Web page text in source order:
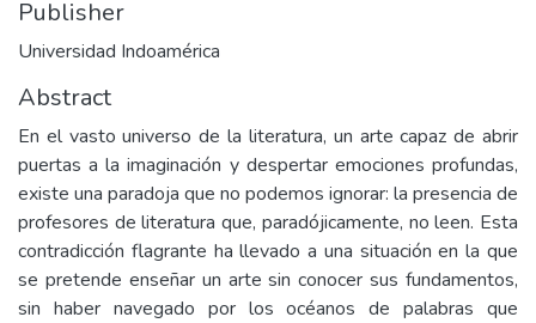
Publisher
Universidad Indoamérica
Abstract
En el vasto universo de la literatura, un arte capaz de abrir
puertas a la imaginación y despertar emociones profundas,
existe una paradoja que no podemos ignorar: la presencia de
profesores de literatura que, paradójicamente, no leen. Esta
contradicción flagrante ha llevado a una situación en la que
se pretende enseñar un arte sin conocer sus fundamentos,
sin haber navegado por los océanos de palabras que